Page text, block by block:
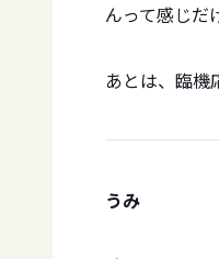
んって感じだ
あとは、臨機
うみ